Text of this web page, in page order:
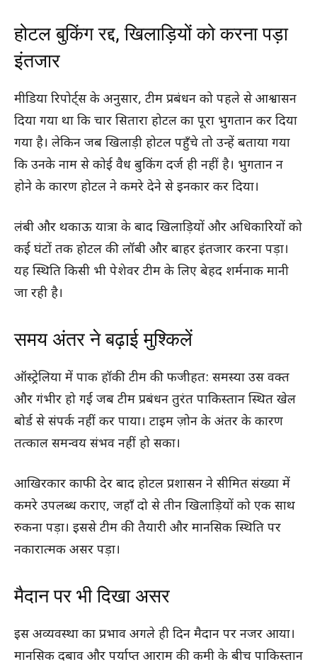
होटल बुकिंग रद्द, खिलाड़ियों को करना पड़ा
इंतजार
मीडिया रिपोर्ट्स के अनुसार, टीम प्रबंधन को पहले से आश्वासन
दिया गया था कि चार सितारा होटल का पूरा भुगतान कर दिया
गया है। लेकिन जब खिलाड़ी होटल पहुँचे तो उन्हें बताया गया
कि उनके नाम से कोई वैध बुकिंग दर्ज ही नहीं है। भुगतान न
होने के कारण होटल ने कमरे देने से इनकार कर दिया।
लंबी और थकाऊ यात्रा के बाद खिलाड़ियों और अधिकारियों को
कई घंटों तक होटल की लॉबी और बाहर इंतजार करना पड़ा।
यह स्थिति किसी भी पेशेवर टीम के लिए बेहद शर्मनाक मानी
जा रही है।
समय अंतर ने बढ़ाई मुश्किलें
ऑस्ट्रेलिया में पाक हॉकी टीम की फजीहत: समस्या उस वक्त
और गंभीर हो गई जब टीम प्रबंधन तुरंत पाकिस्तान स्थित खेल
बोर्ड से संपर्क नहीं कर पाया। टाइम ज़ोन के अंतर के कारण
तत्काल समन्वय संभव नहीं हो सका।
आखिरकार काफी देर बाद होटल प्रशासन ने सीमित संख्या में
कमरे उपलब्ध कराए, जहाँ दो से तीन खिलाड़ियों को एक साथ
रुकना पड़ा। इससे टीम की तैयारी और मानसिक स्थिति पर
नकारात्मक असर पड़ा।
मैदान पर भी दिखा असर
इस अव्यवस्था का प्रभाव अगले ही दिन मैदान पर नजर आया।
मानसिक दबाव और पर्याप्त आराम की कमी के बीच पाकिस्तान